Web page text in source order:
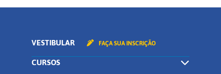
VESTIBULAR FAÇA SUA INSCRIÇÃO
CURSOS